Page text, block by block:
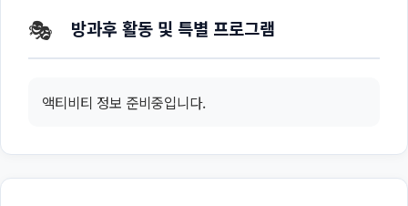
🎭 방과후 활동 및 특별 프로그램
액티비티 정보 준비중입니다.